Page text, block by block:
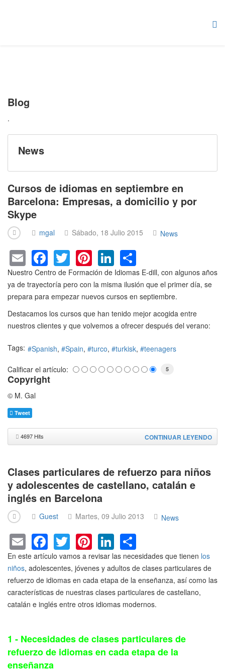
Blog
.
News
Cursos de idiomas en septiembre en
Barcelona: Empresas, a domicilio y por
Skype
mgal Sábado, 18 Julio 2015 News
E
m
ail
F
a
c
e
b
o
o
k
T
wi
tt
er
Pi
nt
er
e
st
Li
n
k
e
dI
n
h
ar
e
Nuestro Centro de Formación de Idiomas E-dill, con algunos años
ya de trayectoría pero con la misma ilusión que el primer día, se
prepara para empezar nuevos cursos en septiembre.
Destacamos los cursos que han tenido mejor acogida entre
nuestros clientes y que volvemos a ofrecer después del verano:
Tags: Spanish Spain turco turkisk teenagers
Calificar el artículo: 5
Copyright
© M. Gal
Tweet
CONTINUAR LEYENDO
4697 Hits
Clases particulares de refuerzo para niños
y adolescentes de castellano, catalán e
inglés en Barcelona
Guest Martes, 09 Julio 2013 News
E
m
ail
F
a
c
e
b
o
k
T
wi
tt
er
Pi
nt
er
e
st
Li
n
k
e
dI
h
ar
e
En este artículo vamos a revisar las necesidades que tienen los
niños, adolescentes, jóvenes y adultos de clases particulares de
refuerzo de idiomas en cada etapa de la enseñanza, así como las
características de nuestras clases particulares de castellano,
catalán e inglés entre otros idiomas modernos.
1 - Necesidades de clases particulares de
refuerzo de idiomas en cada etapa de la
enseñanza